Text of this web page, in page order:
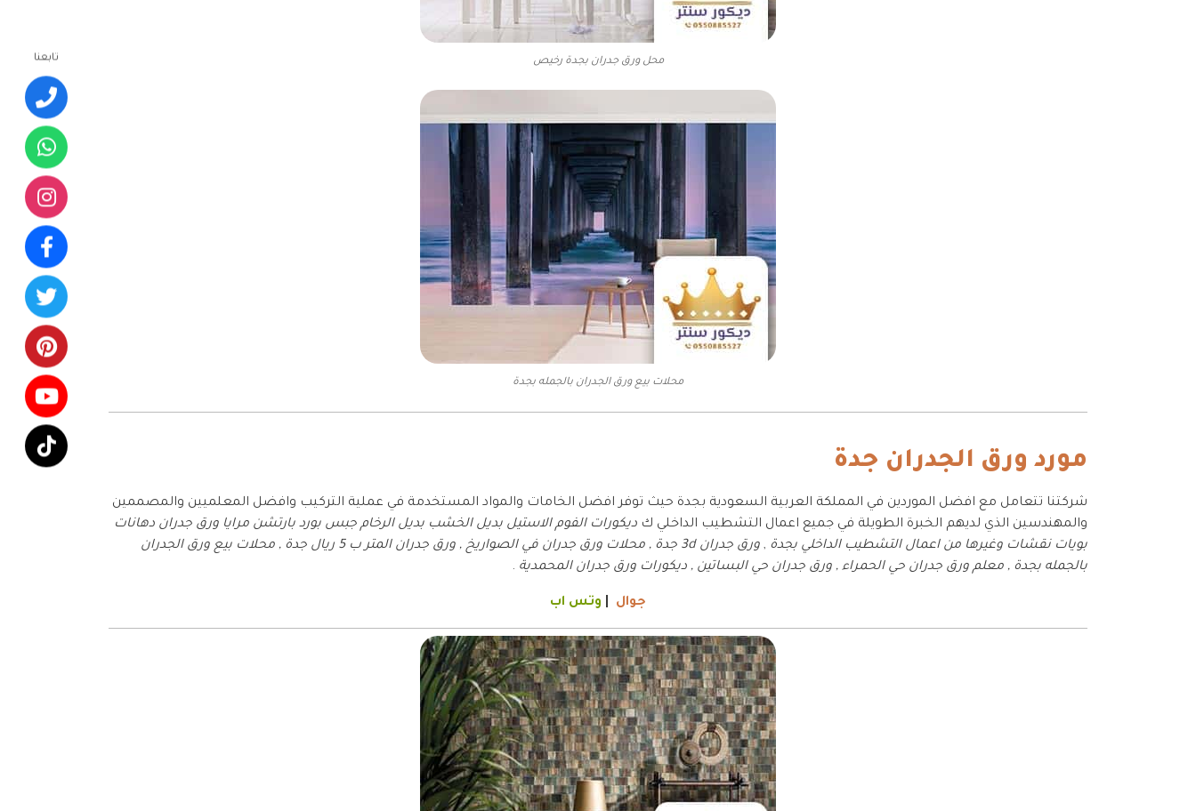
محل ورق جدران بجدة رخيص
محلات بيع ورق الجدران بالجمله بجدة
مورد ورق الجدران جدة
شركتنا تتعامل مع افضل الموردين في المملكة العربية السعودية بجدة حيث توفر افضل الخامات والمواد المستخدمة في عملية التركيب وافضل المعلميين والمصممين
والمهندسين الذي لديهم الخبرة الطويلة في جميع اعمال التشطيب الداخلي ك ديكورات الفوم الاستيل بديل الخشب بديل الرخام جبس بورد بارتشن مرايا ورق جدران دهانات
بويات نقشات وغيرها من اعمال التشطيب الداخلي بجدة ,
ورق جدران 3d جدة , محلات ورق جدران في الصواريخ , ورق جدران المتر ب 5 ريال جدة , محلات بيع ورق الجدران
بالجمله بجدة , معلم ورق جدران حي الحمراء , ورق جدران حي البساتين , ديكورات ورق جدران المحمدية .
جوال وتس اب
تابعنا